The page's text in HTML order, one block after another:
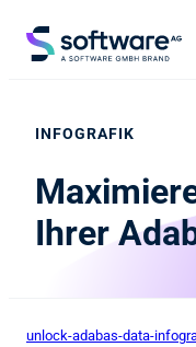
INFOGRAFIK
Ihrer
unlock-adabas-data-